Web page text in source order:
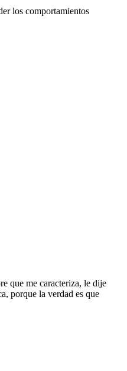
los comportamientos
que me caracteriza, le dije
porque la verdad es que